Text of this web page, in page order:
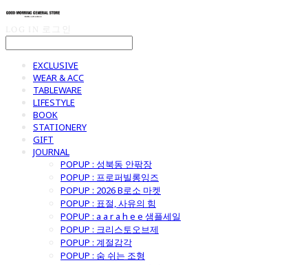
EXCLUSIVE
WEAR & ACC
TABLEWARE
LIFESTYLE
BOOK
STATIONERY
GIFT
JOURNAL
POPUP : 성북동 안팎장
POPUP : 프로퍼빌롱잉즈
POPUP : 2026 B로소 마켓
POPUP : 표절, 사유의 힘
POPUP : a a r a h e e 샘플세일
POPUP : 크리스토오브제
POPUP : 계절감각
POPUP : 숨 쉬는 조형